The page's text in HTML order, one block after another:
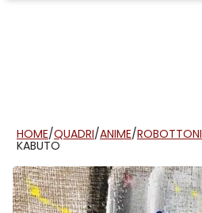
HOME/QUADRI/ANIME/ROBOTTONI
KABUTO